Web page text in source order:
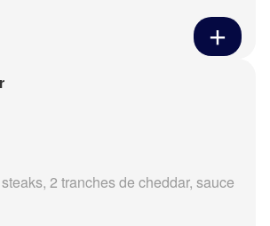
2 tranches de cheddar, sauce